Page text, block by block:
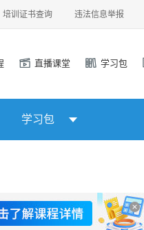
培训证书查询 违法信息举报
直播课堂 学习包
学习包